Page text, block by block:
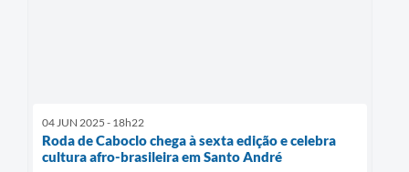
04 JUN 2025 - 18h22
Roda de Caboclo chega à sexta edição e celebra
cultura afro-brasileira em Santo André